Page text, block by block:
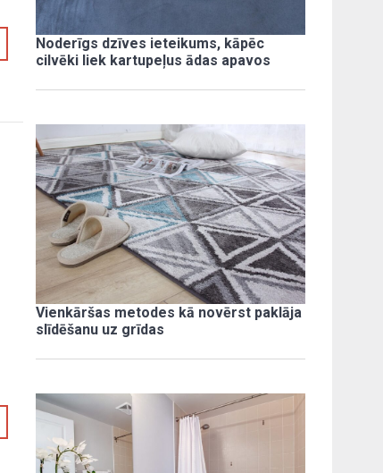
Noderīgs dzīves ieteikums, kāpēc
cilvēki liek kartupeļus ādas apavos
Vienkāršas metodes kā novērst paklāja
slīdēšanu uz grīdas